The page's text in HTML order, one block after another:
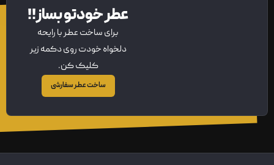
عطر خودتو بساز!!
برای ساخت عطر با رایحه
دلخواه خودت روی دکمه زیر
کلیک کن.
ساخت عطر سفارشی